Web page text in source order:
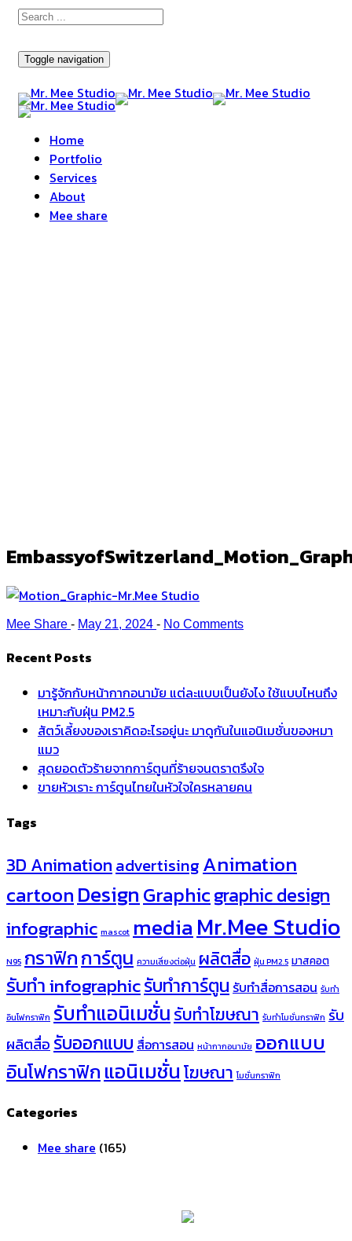
Toggle navigation
Home
Portfolio
Services
About
Mee share
Mee Share - May 21, 2024 - No Comments
Recent Posts
มารู้จักกับหน้ากากอนามัย แต่ละแบบเป็นยังไง ใช้แบบไหนถึง
เหมาะกับฝุ่น PM2.5
สัตว์เลี้ยงของเราคิดอะไรอยู่นะ มาดูกันในแอนิเมชั่นของหมา
แมว
สุดยอดตัวร้ายจากการ์ตูนที่ร้ายจนตราตรึงใจ
ขายหัวเราะ การ์ตูนไทยในหัวใจใครหลายคน
Tags
3D AnimationadvertisingAnimation
cartoonDesignGraphicgraphic design
infographic mascot mediaMr.Mee Studio
N95 กราฟิกการ์ตูน ความเสี่ยงต่อฝุ่น ผลิตสื่อ ฝุ่น PM2.5 มาสคอต
รับทำ infographicรับทำการ์ตูน รับทำสื่อการสอน รับทำ
อินโฟกราฟิก รับทำแอนิเมชั่นรับทำโฆษณา รับทำโมชั่นกราฟิก รับ
ผลิตสื่อ รับออกแบบ สื่อการสอน หน้ากากอนามัย ออกแบบ
อินโฟกราฟิก แอนิเมชั่นโฆษณา โมชั่นกราฟิก
Categories
Mee share (165)